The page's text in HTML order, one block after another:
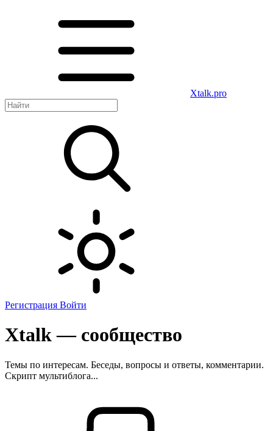
Xtalk.pro
Регистрация Войти
Xtalk — сообщество
Темы по интересам. Беседы, вопросы и ответы, комментарии.
Скрипт мультиблога...